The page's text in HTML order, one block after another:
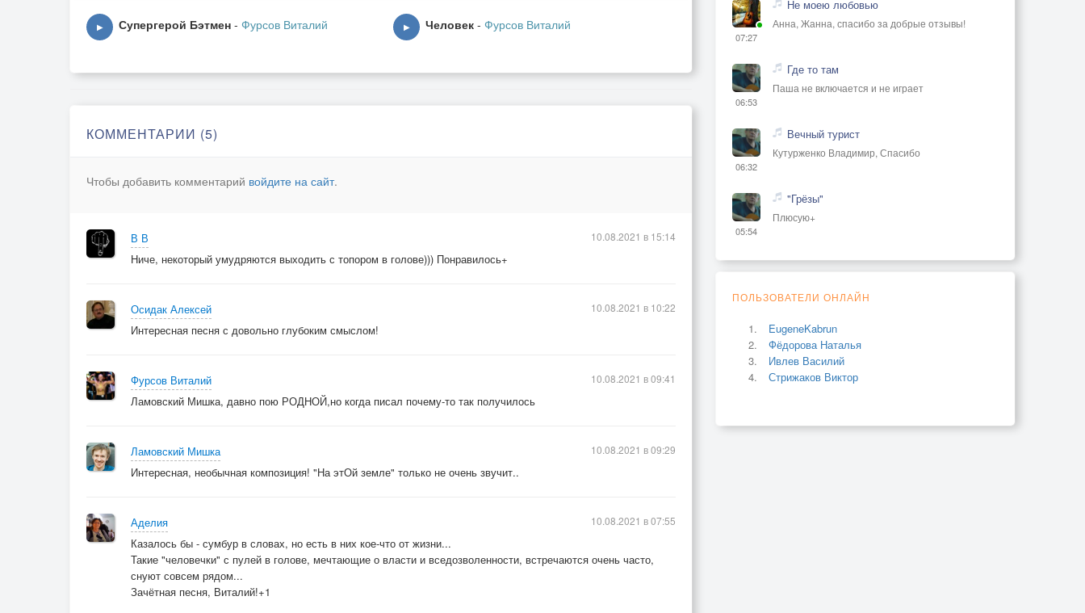
▶ Супергерой Бэтмен - Фурсов Виталий ▶ Человек - Фурсов Виталий
КОММЕНТАРИИ (5)
Чтобы добавить комментарий войдите на сайт.
В В
Ниче, некоторый умудряются выходить с топором в голове))) Понравилось+
10.08.2021 в 15:14
Осидак Алексей
Интересная песня с довольно глубоким смыслом!
10.08.2021 в 10:22
Фурсов Виталий
Ламовский Мишка, давно пою РОДНОЙ,но когда писал почему-то так получилось
10.08.2021 в 09:41
Ламовский Мишка
Интересная, необычная композиция! "На этОй земле" только не очень звучит..
10.08.2021 в 09:29
Аделия
Казалось бы - сумбур в словах, но есть в них кое-что от жизни...
Такие "человечки" с пулей в голове, мечтающие о власти и вседозволенности, встречаются очень часто,
снуют совсем рядом...
Зачётная песня, Виталий!+1
10.08.2021 в 07:55
07:27
Не моею любовью
Анна, Жанна, спасибо за добрые отзывы!
06:53
Где то там
Паша не включается и не играет
06:32
Вечный турист
Кутурженко Владимир, Спасибо
05:54
"Грёзы"
Плюсую+
ПОЛЬЗОВАТЕЛИ ОНЛАЙН
EugeneKabrun
Фёдорова Наталья
Ивлев Василий
Стрижаков Виктор